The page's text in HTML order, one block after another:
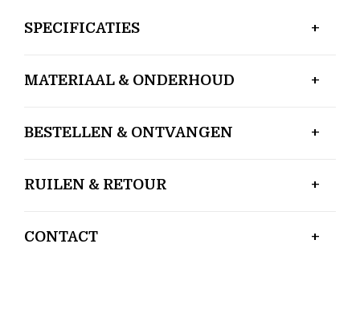
SPECIFICATIES
MATERIAAL & ONDERHOUD
BESTELLEN & ONTVANGEN
RUILEN & RETOUR
CONTACT